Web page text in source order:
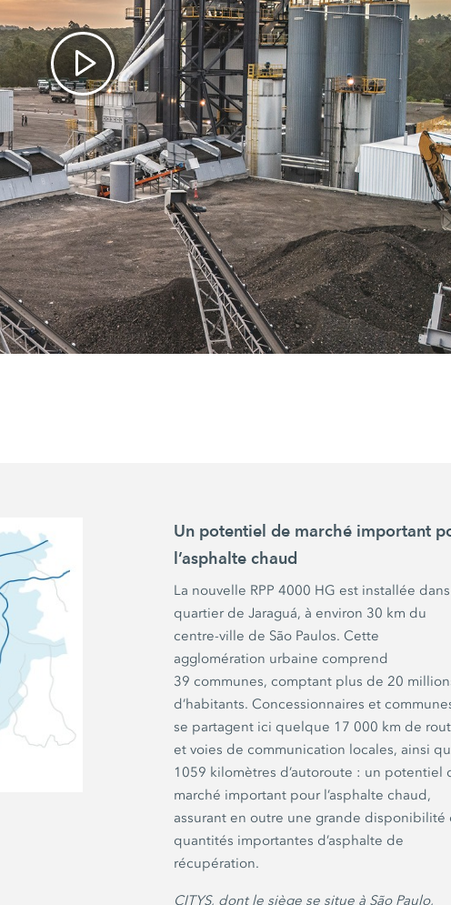
Un potentiel de marché important
l’asphalte chaud
La nouvelle RPP 4000 HG est installée
quartier de Jaraguá, à environ 30 km du
centre-ville de São Paulos. Cette
agglomération urbaine comprend
39 communes, comptant plus de 20
d’habitants. Concessionnaires et
se partagent ici quelque 17 000 km de
et voies de communication locales, ainsi
1059 kilomètres d’autoroute : un potentiel
marché important pour l’asphalte chaud,
assurant en outre une grande disponibilité
quantités importantes d’asphalte de
récupération.
CITYS, dont le siège se situe à São Paulo,